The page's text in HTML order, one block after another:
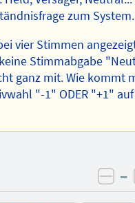
zum System.
vier Stimmen
Stimmabgabe
ganz mit. Wie kommt
"-1" ODER "+1"
–